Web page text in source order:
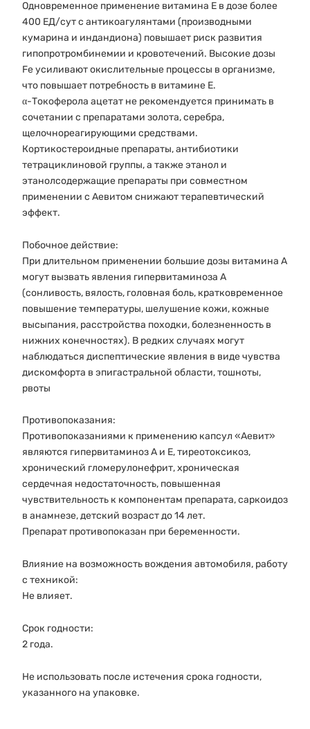
Одновременное применение витамина Е в дозе более
400 ЕД/сут с антикоагулянтами (производными
кумарина и индандиона) повышает риск развития
гипопротромбинемии и кровотечений. Высокие дозы
Fe усиливают окислительные процессы в организме,
что повышает потребность в витамине Е.
α-Токоферола ацетат не рекомендуется принимать в
сочетании с препаратами золота, серебра,
щелочнореагирующими средствами.
Кортикостероидные препараты, антибиотики
тетрациклиновой группы, а также этанол и
этанолсодержащие препараты при совместном
применении с Аевитом снижают терапевтический
эффект.
Побочное действие:
При длительном применении большие дозы витамина А
могут вызвать явления гипервитаминоза А
(сонливость, вялость, головная боль, кратковременное
повышение температуры, шелушение кожи, кожные
высыпания, расстройства походки, болезненность в
нижних конечностях). В редких случаях могут
наблюдаться диспептические явления в виде чувства
дискомфорта в эпигастральной области, тошноты,
рвоты
Противопоказания:
Противопоказаниями к применению капсул «Аевит»
являются гипервитаминоз А и Е, тиреотоксикоз,
хронический гломерулонефрит, хроническая
сердечная недостаточность, повышенная
чувствительность к компонентам препарата, саркоидоз
в анамнезе, детский возраст до 14 лет.
Препарат противопоказан при беременности.
Влияние на возможность вождения автомобиля, работу
с техникой:
Не влияет.
Срок годности:
2 года.
Не использовать после истечения срока годности,
указанного на упаковке.